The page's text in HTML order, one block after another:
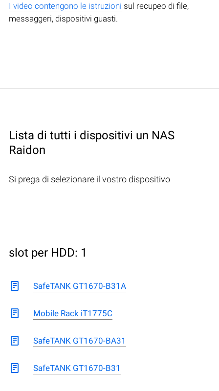
I video contengono le istruzioni sul recupeo di file,
messaggeri, dispositivi guasti.
Lista di tutti i dispositivi un NAS
Raidon
Si prega di selezionare il vostro dispositivo
slot per HDD: 1
SafeTANK GT1670-B31A
Mobile Rack iT1775C
SafeTANK GT1670-BA31
SafeTANK GT1670-B31